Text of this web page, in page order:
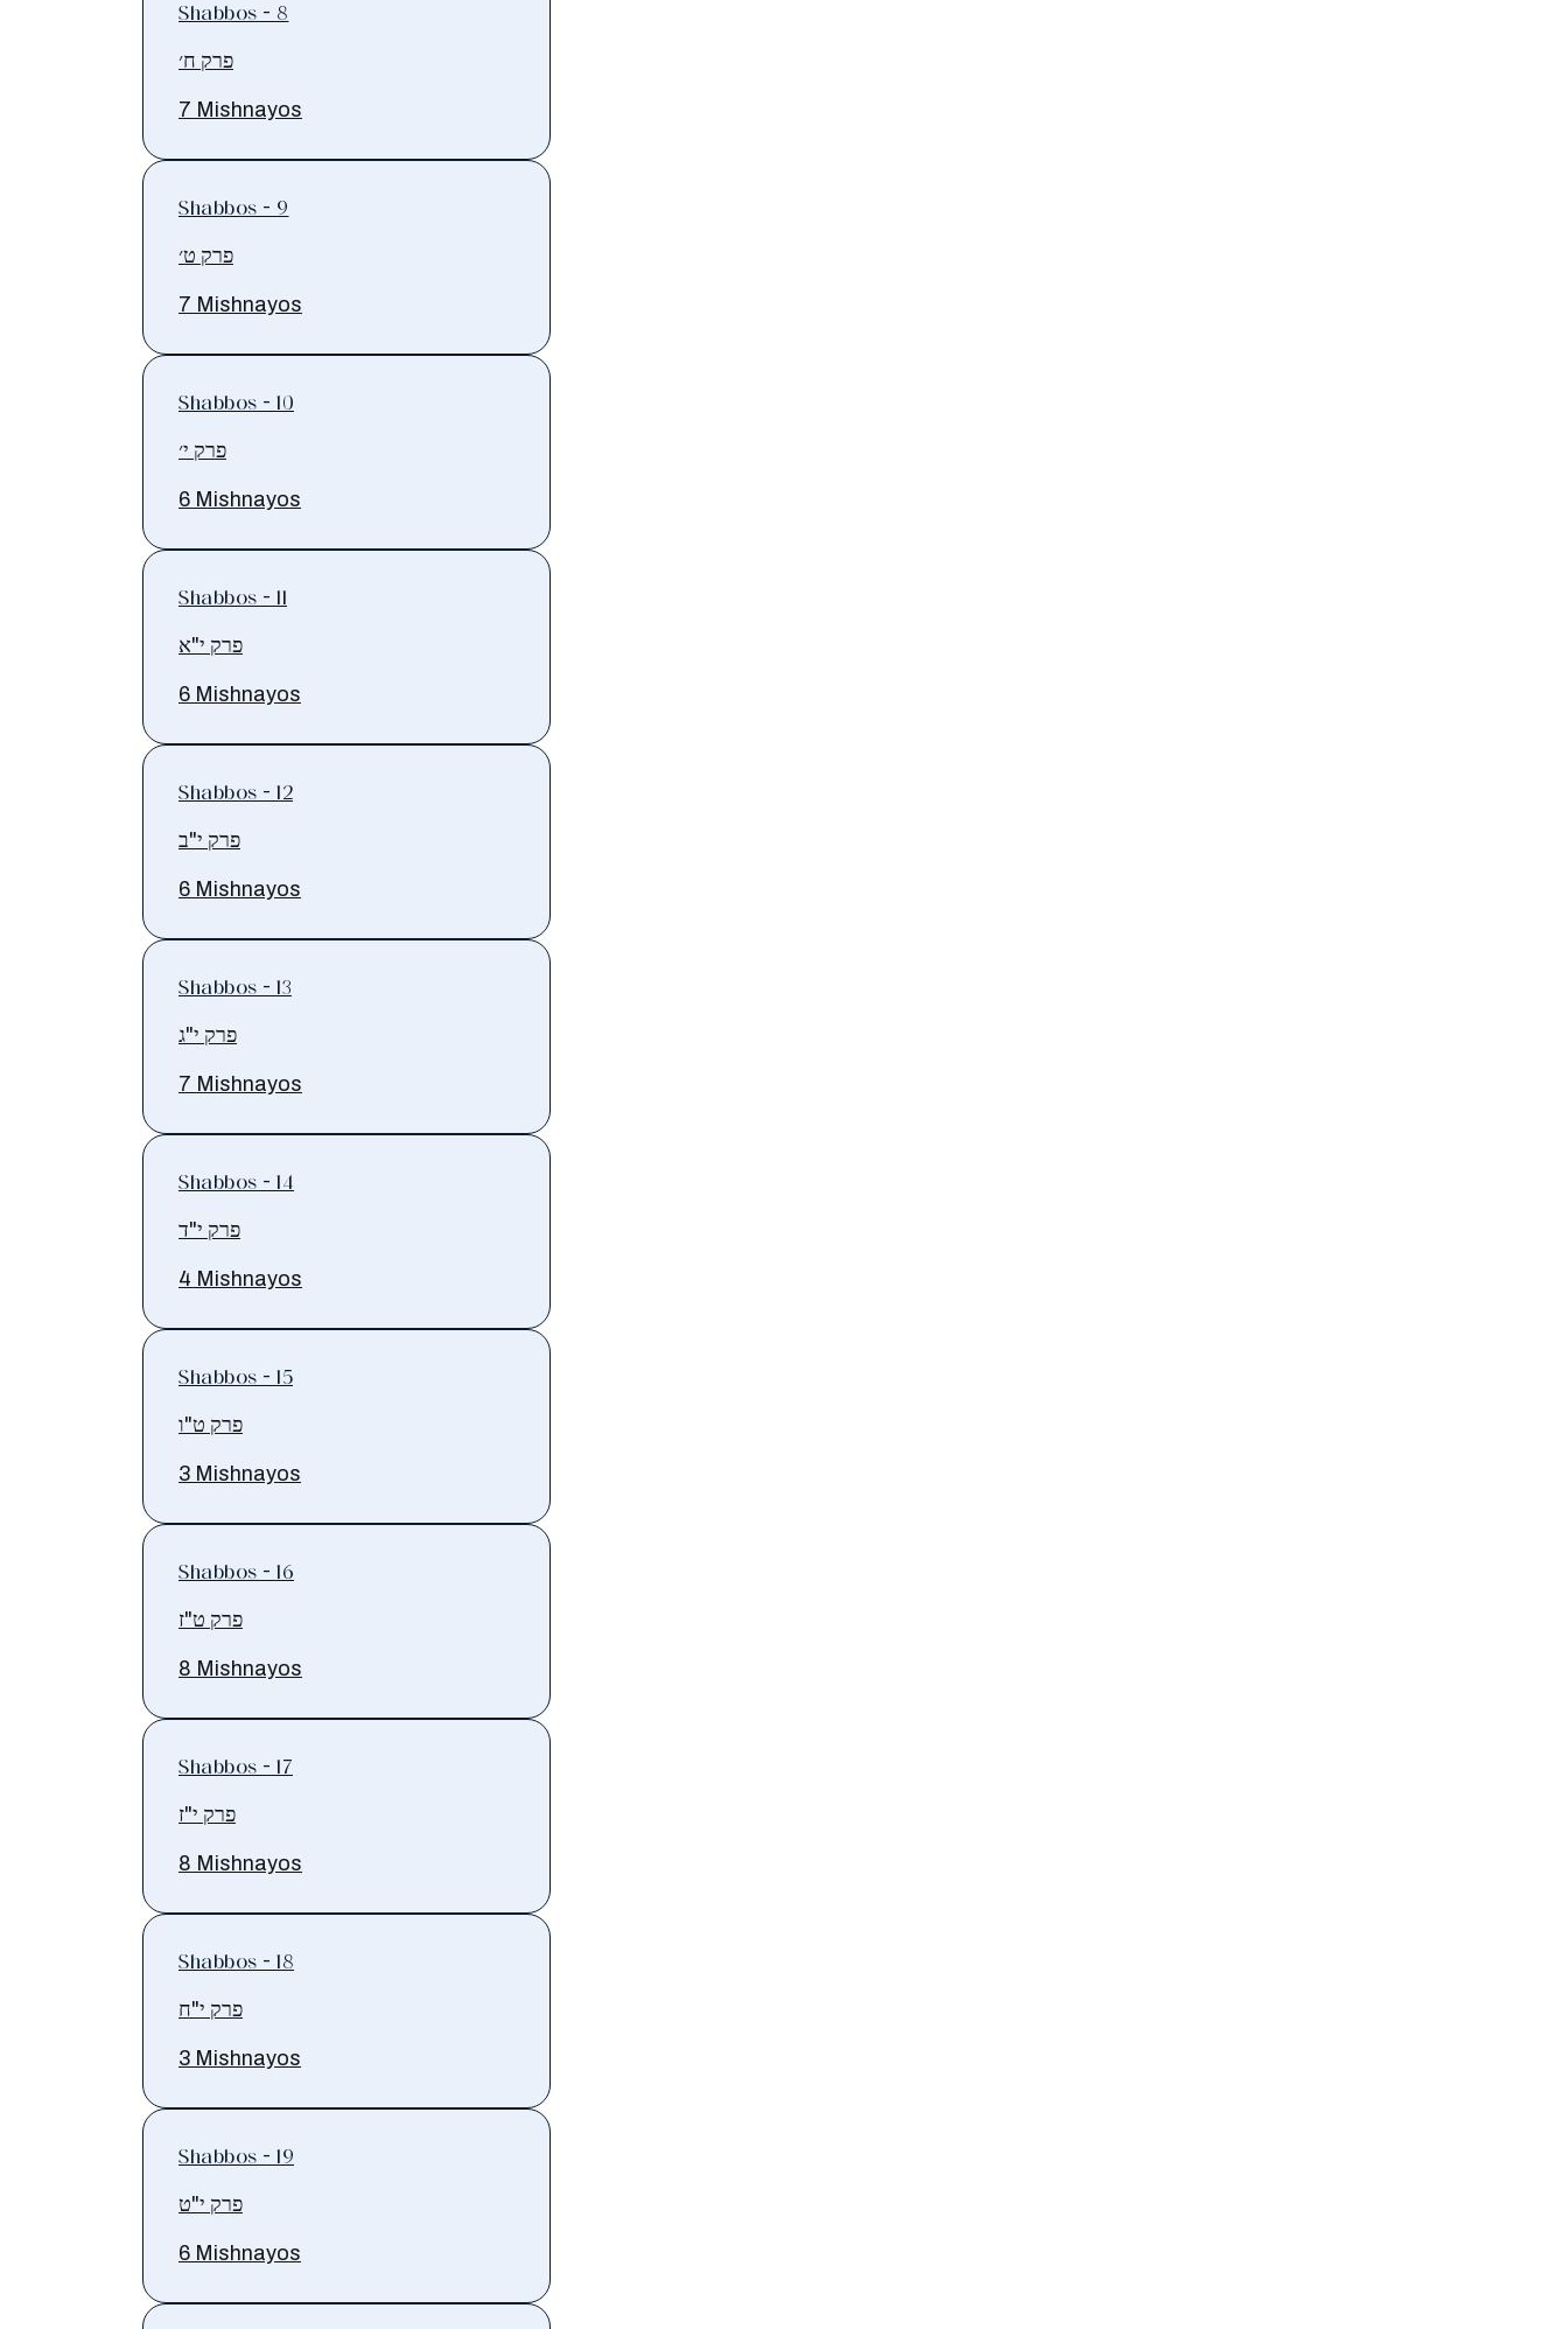
Shabbos - 8
פרק ח׳
7 Mishnayos
Shabbos - 9
פרק ט׳
7 Mishnayos
Shabbos - 10
פרק י׳
6 Mishnayos
Shabbos - 11
פרק י"א
6 Mishnayos
Shabbos - 12
פרק י"ב
6 Mishnayos
Shabbos - 13
פרק י"ג
7 Mishnayos
Shabbos - 14
פרק י"ד
4 Mishnayos
Shabbos - 15
פרק ט"ו
3 Mishnayos
Shabbos - 16
פרק ט"ז
8 Mishnayos
Shabbos - 17
פרק י"ז
8 Mishnayos
Shabbos - 18
פרק י"ח
3 Mishnayos
Shabbos - 19
פרק י"ט
6 Mishnayos